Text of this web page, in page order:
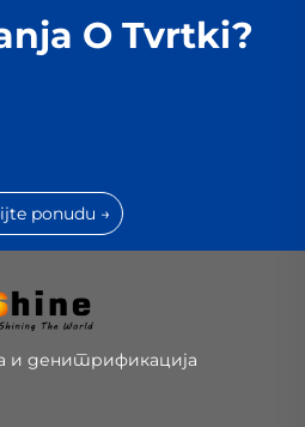
O Tvrtki?
ponudu →
и денитрификација